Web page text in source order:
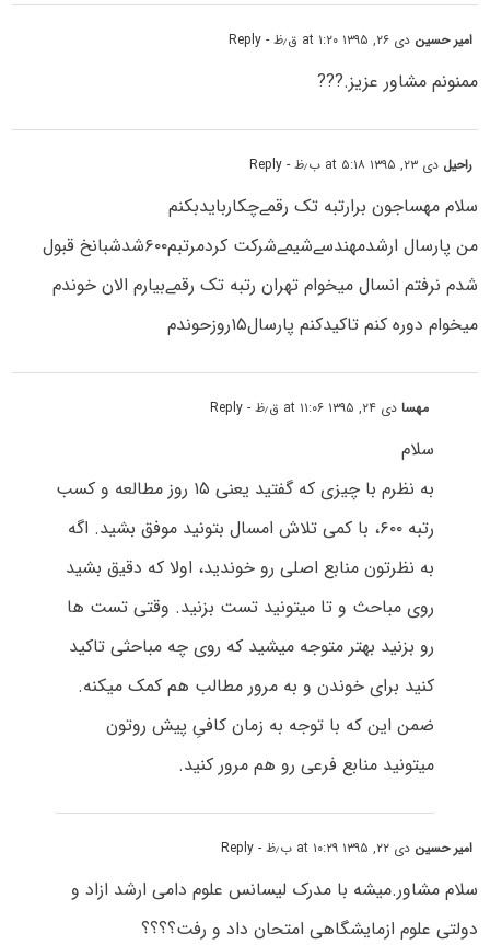
امیر حسین دی ۲۶, ۱۳۹۵ at ۱:۲۰ ق٫ظ - Reply
ممنونم مشاور عزیز.???
راحیل دی ۲۳, ۱۳۹۵ at ۵:۱۸ ب٫ظ - Reply
سلام مهساجون برارتبه تک رقمےچکاربایدبکنم
من پارسال ارشدمهندسےشیمےشرکت کردمرتبم۶۰۰شدشبانخ قبول
شدم نرفتم انسال میخوام تهران رتبه تک رقمےبیارم الان خوندم
میخوام دوره کنم تاکیدکنم پارسال۱۵روزحوندم
مهسادی ۲۴, ۱۳۹۵ at ۱۱:۰۶ ق٫ظ - Reply
سلام
به نظرم با چیزی که گفتید یعنی ۱۵ روز مطالعه و کسب
رتبه ۶۰۰، با کمی تلاش امسال بتونید موفق بشید. اگه
به نظرتون منابع اصلی رو خوندید، اولا که دقیق بشید
روی مباحث و تا میتونید تست بزنید. وقتی تست ها
رو بزنید بهتر متوجه میشید که روی چه مباحثی تاکید
کنید برای خوندن و به مرور مطالب هم کمک میکنه.
ضمن این که با توجه به زمان کافیِ پیش روتون
میتونید منابع فرعی رو هم مرور کنید.
امیر حسین دی ۲۲, ۱۳۹۵ at ۱۰:۲۹ ب٫ظ - Reply
سلام مشاور.میشه با مدرک لیسانس علوم دامی ارشد ازاد و
دولتی علوم ازمایشگاهی امتحان داد و رفت؟؟؟؟